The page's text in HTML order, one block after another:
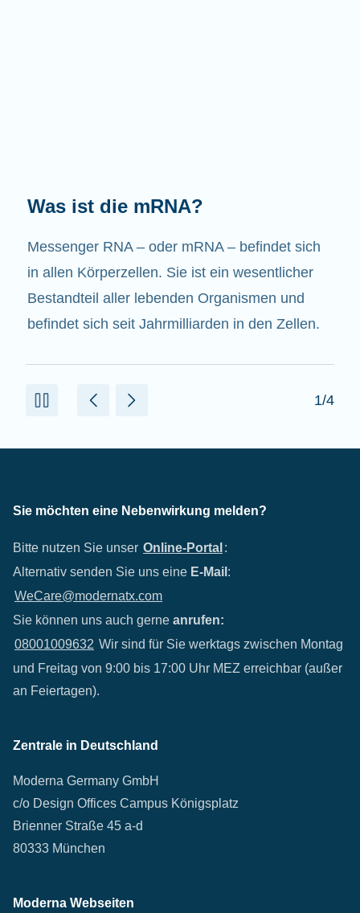
Welche Aufgaben hat die mRNA?
Wie der Name schon sagt, ist die mRNA ein
Bote. Sie interagiert mit anderen Komponenten
in den Zellen, die zur Bildung von Proteinen
beitragen.
2/4
Sie möchten eine Nebenwirkung melden?
Bitte nutzen Sie unser Online-Portal :
Alternativ senden Sie uns eine E-Mail :
WeCare@modernatx.com
Sie können uns auch gerne anrufen:
08001009632 Wir sind für Sie werktags zwischen Montag
und Freitag von 9:00 bis 17:00 Uhr MEZ erreichbar (außer
an Feiertagen).
Zentrale in Deutschland
Moderna Germany GmbH
c/o Design Offices Campus Königsplatz
Brienner Straße 45 a-d
80333 München
Moderna Webseiten